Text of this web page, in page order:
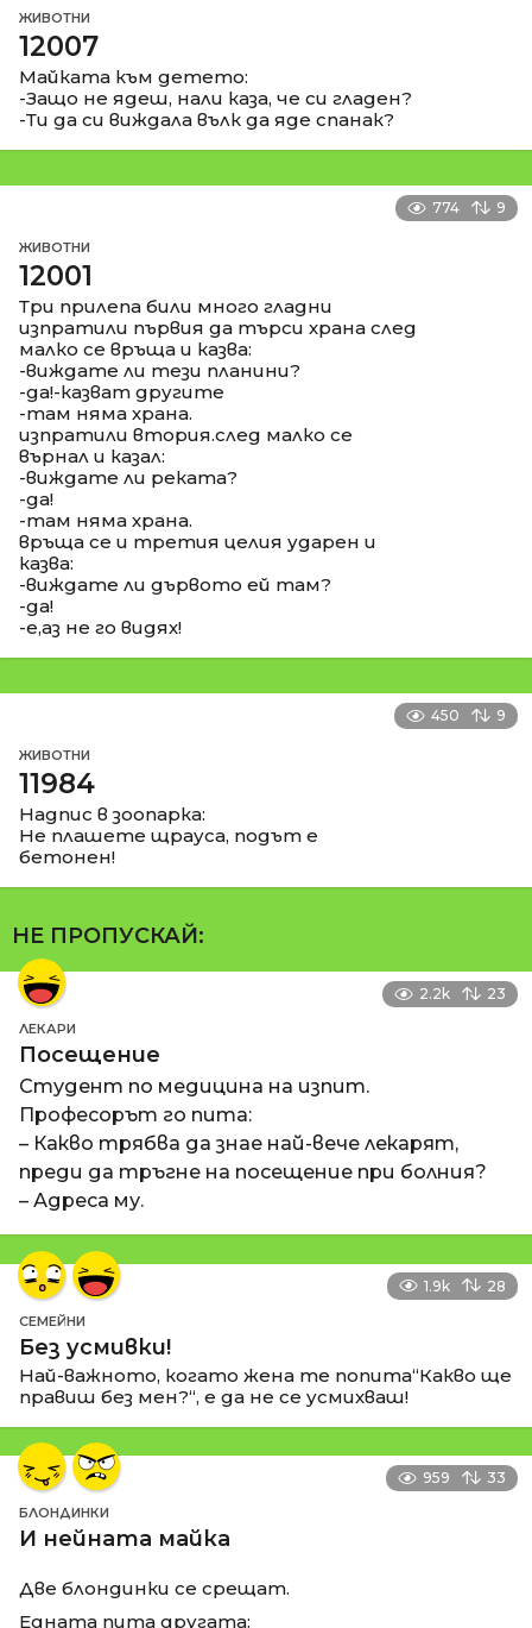
ЖИВОТНИ
12007
Майката към детето:
-Защо не ядеш, нали каза, че си гладен?
-Ти да си виждала вълк да яде спанак?
774 9
ЖИВОТНИ
12001
Три прилепа били много гладни
изпратили първия да търси храна след
малко се връща и казва:
-виждате ли тези планини?
-да!-казват другите
-там няма храна.
изпратили втория.след малко се
върнал и казал:
-виждате ли реката?
-да!
-там няма храна.
връща се и третия целия ударен и
казва:
-виждате ли дървото ей там?
-да!
-е,аз не го видях!
450 9
ЖИВОТНИ
11984
Надпис в зоопарка:
Не плашете щрауса, подът е
бетонен!
НЕ ПРОПУСКАЙ:
2.2k 23
ЛЕКАРИ
Посещение
Студент по медицина на изпит.
Професорът го пита:
– Какво трябва да знае най-вече лекарят,
преди да тръгне на посещение при болния?
– Адреса му.
1.9k 28
СЕМЕЙНИ
Без усмивки!
Най-важното, когато жена те попита“Какво ще
правиш без мен?“, е да не се усмихваш!
959 33
БЛОНДИНКИ
И нейната майка
Две блондинки се срещат.
Едната пита другата: